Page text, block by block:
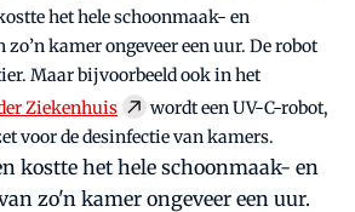
het hele schoonmaak- en
kamer ongeveer een uur. De robot
Maar bijvoorbeeld ook in het
Ziekenhuis
wordt een UV-C-robot,
voor de desinfectie van kamers.
kostte het hele schoonmaak- en
zo'n kamer ongeveer een uur.